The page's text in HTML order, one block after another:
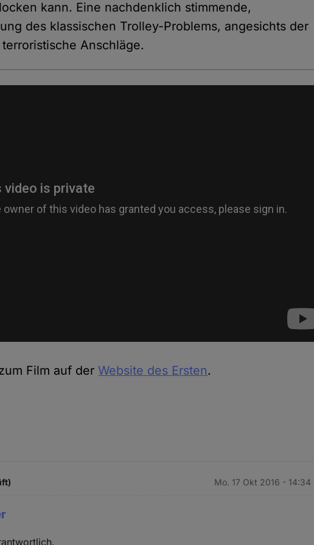
kann. Eine nachdenklich stimmende,
des klassischen Trolley-Problems, angesichts der
Anschläge.
Film auf der Website des Ersten.
Mo. 17 Okt 2016 - 14:34